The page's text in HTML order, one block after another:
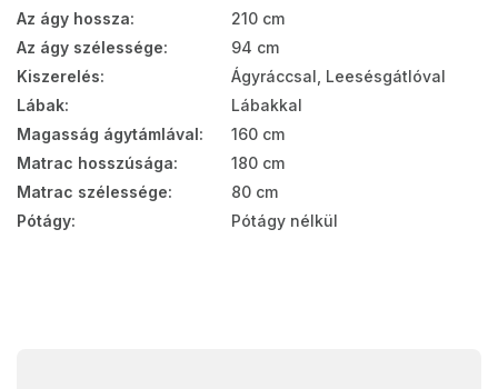
Az ágy hossza:
210 cm
Az ágy szélessége:
94 cm
Kiszerelés:
Ágyráccsal, Leesésgátlóval
Lábak:
Lábakkal
Magasság ágytámlával:
160 cm
Matrac hosszúsága:
180 cm
Matrac szélessége:
80 cm
Pótágy: Pótágy nélkül